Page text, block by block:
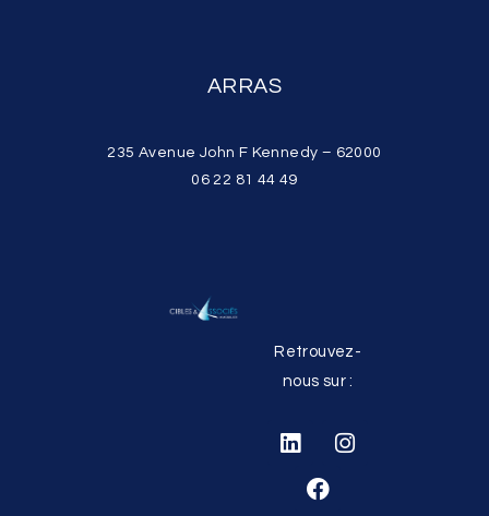
ARRAS
235 Avenue John F Kennedy – 62000
06 22 81 44 49
Retrouvez-
nous sur :